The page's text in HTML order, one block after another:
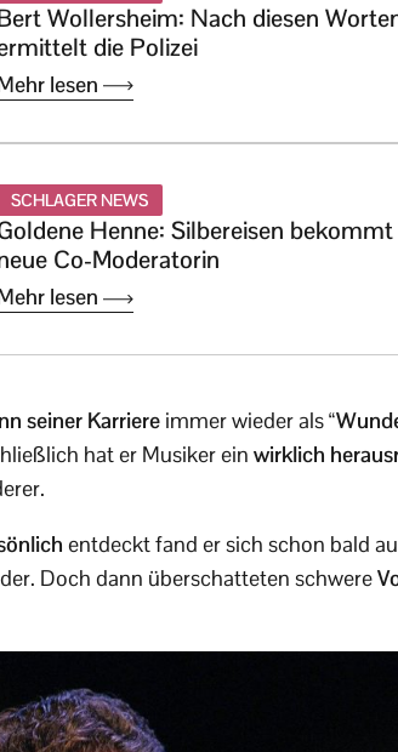
Wollersheim: Nach diesen
die Polizei
lesen
SCHLAGER NEWS
Henne: Silbereisen bekommt
Co-Moderatorin
lesen
seiner Karriere immer wieder als
hat er Musiker ein wirklich
entdeckt fand er sich schon bald
Doch dann überschatteten schwere